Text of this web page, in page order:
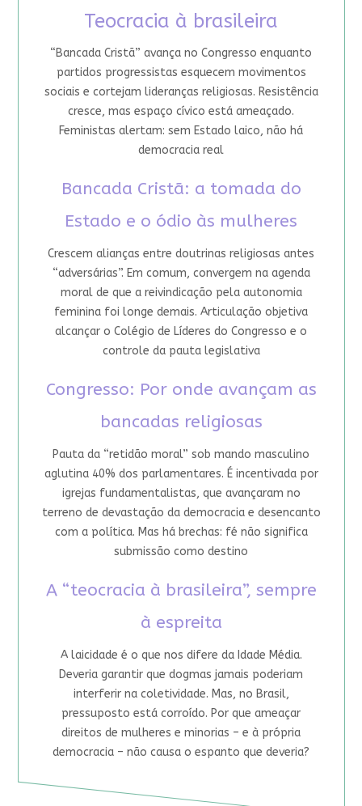
Teocracia à brasileira
“Bancada Cristã” avança no Congresso enquanto
partidos progressistas esquecem movimentos
sociais e cortejam lideranças religiosas. Resistência
cresce, mas espaço cívico está ameaçado.
Feministas alertam: sem Estado laico, não há
democracia real
Bancada Cristã: a tomada do
Estado e o ódio às mulheres
Crescem alianças entre doutrinas religiosas antes
“adversárias”. Em comum, convergem na agenda
moral de que a reivindicação pela autonomia
feminina foi longe demais. Articulação objetiva
alcançar o Colégio de Líderes do Congresso e o
controle da pauta legislativa
Congresso: Por onde avançam as
bancadas religiosas
Pauta da “retidão moral” sob mando masculino
aglutina 40% dos parlamentares. É incentivada por
igrejas fundamentalistas, que avançaram no
terreno de devastação da democracia e desencanto
com a política. Mas há brechas: fé não significa
submissão como destino
A “teocracia à brasileira”, sempre
à espreita
A laicidade é o que nos difere da Idade Média.
Deveria garantir que dogmas jamais poderiam
interferir na coletividade. Mas, no Brasil,
pressuposto está corroído. Por que ameaçar
direitos de mulheres e minorias – e à própria
democracia – não causa o espanto que deveria?